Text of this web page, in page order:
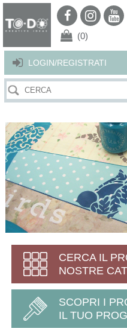
Per offrirti il miglior servizio
Continuando la navigazione nel
LOGIN/REGISTRATI
(0)
CERCA IL
NOSTRE
SCOPRI I
IL TUO